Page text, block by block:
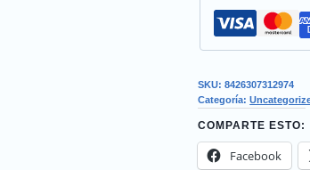
SKU:8426307312974
Categoría:
COMPARTE ESTO:
Facebook